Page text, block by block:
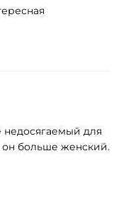
для
он больше женский.